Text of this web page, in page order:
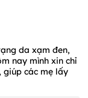
da xạm đen,
nay mình xin chỉ
giúp các mẹ lấy